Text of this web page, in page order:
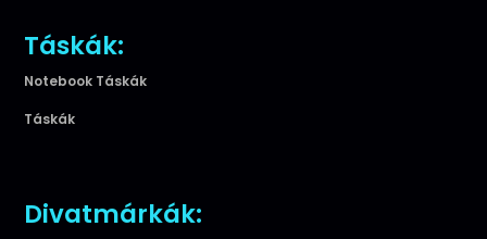
Táskák:
Notebook Táskák
Táskák
Divatmárkák: